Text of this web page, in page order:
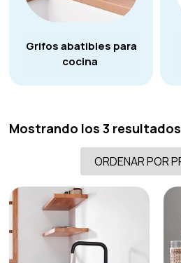
Grifos abatibles para
cocina
Mostrando los 3 resultados